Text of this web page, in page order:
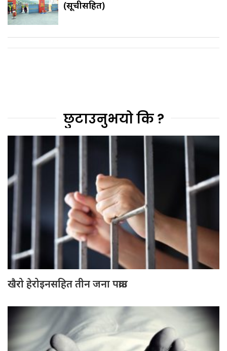
(सूचीसहित)
छुटाउनुभयो कि ?
खैरो हेरोइनसहित तीन जना पक्राउ